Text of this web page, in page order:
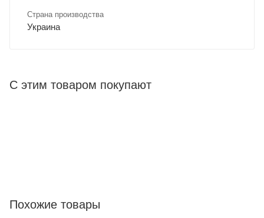
Страна производства
Украина
С этим товаром покупают
Похожие товары